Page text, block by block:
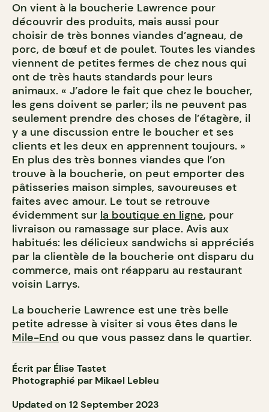
On vient à la boucherie Lawrence pour
découvrir des produits, mais aussi pour
choisir de très bonnes viandes d’agneau, de
porc, de bœuf et de poulet. Toutes les viandes
viennent de petites fermes de chez nous qui
ont de très hauts standards pour leurs
animaux. « J’adore le fait que chez le boucher,
les gens doivent se parler; ils ne peuvent pas
seulement prendre des choses de l’étagère, il
y a une discussion entre le boucher et ses
clients et les deux en apprennent toujours. »
En plus des très bonnes viandes que l’on
trouve à la boucherie, on peut emporter des
pâtisseries maison simples, savoureuses et
faites avec amour. Le tout se retrouve
évidemment sur la boutique en ligne, pour
livraison ou ramassage sur place. Avis aux
habitués: les délicieux sandwichs si appréciés
par la clientèle de la boucherie ont disparu du
commerce, mais ont réapparu au restaurant
voisin Larrys.
La boucherie Lawrence est une très belle
petite adresse à visiter si vous êtes dans le
Mile-End ou que vous passez dans le quartier.
Écrit par Élise Tastet
Photographié par Mikael Lebleu
Updated on 12 September 2023